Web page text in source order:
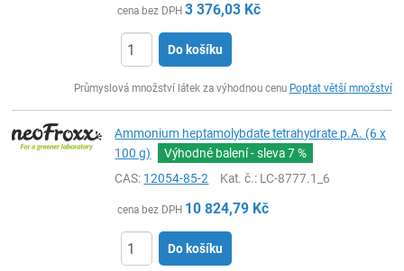
cena bez DPH 3 376,03 Kč
Do košíku
Průmyslová množství látek za výhodnou cenu Poptat větší množství
Ammonium heptamolybdate tetrahydrate p.A. (6 x
100 g)
Výhodné balení - sleva7 %
CAS: 12054-85-2 Kat. č.: LC-8777.1_6
cena bez DPH 10 824,79 Kč
Do košíku